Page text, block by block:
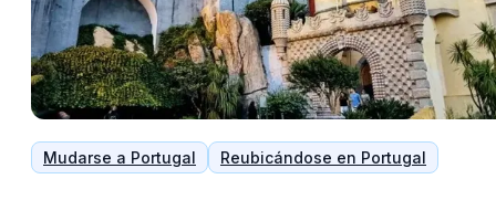
Mudarse a Portugal Reubicándose en Portugal